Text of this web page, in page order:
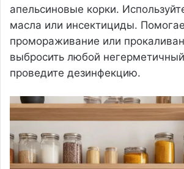
апельсиновые корки.
масла или инсектициды.
промораживание или
выбросить любой
проведите дезинфекцию.